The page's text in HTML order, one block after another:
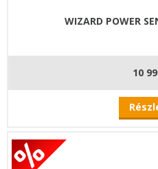
WIZARD POWER
10